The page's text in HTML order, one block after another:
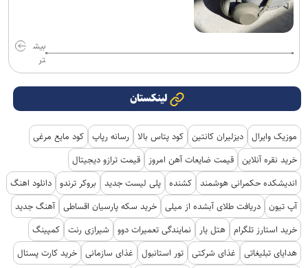
بیش
تر
لینکستان
موزیک وایرال دیزلیران کانتین کود پتاس بالا رسانه رپاپ کود مایع مرغی
خرید نقره آنلاین قیمت ضایعات آهن امروز
قیمت ترازو دیجیتال
اندیشکده حکمرانی هوشمند کشنده پلی لیست جدید بروکر ترندو دانلود اهنگ
آپ تیون دریافت طلای آبشده از میلی خرید سکه پارسیان اقساطی آهنگ جدید
خرید استارز تلگرام هتل یار نمایندگی تعمیرات دوو شیرازی رنت کمپینگ
هدایای تبلیغاتی
غذای شرکتی تور استانبول غذای سازمانی خرید کارت پستال